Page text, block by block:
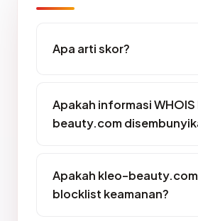
Apa arti skor?
Apakah informasi
beauty.com
Apakah kleo-
blocklist keamanan?